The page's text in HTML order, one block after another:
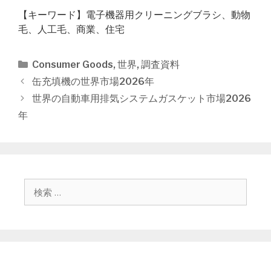
【キーワード】電子機器用クリーニングブラシ、動物
毛、人工毛、商業、住宅
カ
テ
ゴ
Consumer Goods, 世界, 調査資料
投
稿
ナ
ビ
ョ
缶充填機の世界市場2026年
世界の自動車用排気システムガスケット市場2026
年